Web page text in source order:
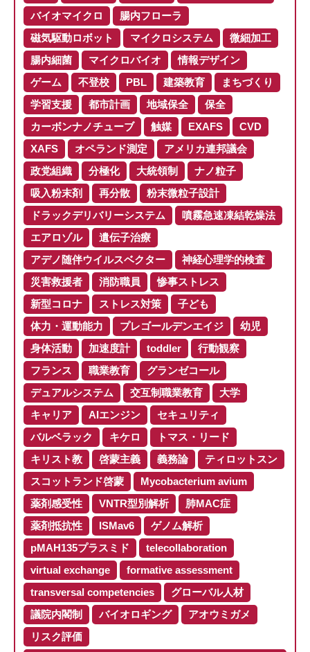
バイオマイクロ
腸内フローラ
磁気駆動ロボット
マイクロシステム
微細加工
腸内細菌
マイクロバイオ
情報デザイン
ゲーム
不登校 PBL 建築教育
まちづくり
学習支援
都市計画 地域保全
保全
カーボンナノチューブ
触媒 EXAFS
CVD
XAFS
オペランド測定
アメリカ連邦議会
政党組織
分極化 大統領制
ナノ粒子
吸入粉末剤
再分散
粉末微粒子設計
ドラックデリバリーシステム
噴霧急速凍結乾燥法
エアロゾル
遺伝子治療
アデノ随伴ウイルスベクター
神経心理学的検査
災害救援者
消防職員
惨事ストレス
新型コロナ
ストレス対策
子ども
体力・運動能力
プレゴールデンエイジ
幼児
身体活動
加速度計 toddler
行動観察
フランス
職業教育
グランゼコール
デュアルシステム
交互制職業教育
大学
キャリア
AIエンジン
セキュリティ
バルベラック
キケロ
トマス・リード
キリスト教
啓蒙主義 義務論
ティロットスン
スコットランド啓蒙
Mycobacterium avium
薬剤感受性
VNTR型別解析
肺MAC症
薬剤抵抗性
ISMav6
ゲノム解析
pMAH135プラスミド
telecollaboration
virtual exchange
formative assessment
transversal competencies
グローバル人材
議院内閣制
バイオロギング
アオウミガメ
リスク評価